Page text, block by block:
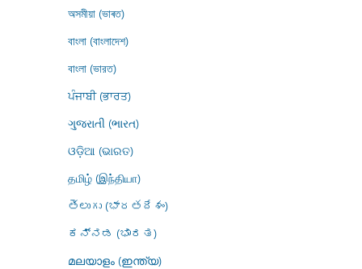
অসমীয়া (ভাৰত)
বাংলা (বাংলাদেশ)
বাংলা (ভারত)
ਪੰਜਾਬੀ (ਭਾਰਤ)
ગુજરાતી (ભારત)
ଓଡ଼ିଆ (ଭାରତ)
தமிழ் (இந்தியா)
తెలుగు (భారతదేశం)
ಕನ್ನಡ (ಭಾರತ)
മലയാളം (ഇന്ത്യ)